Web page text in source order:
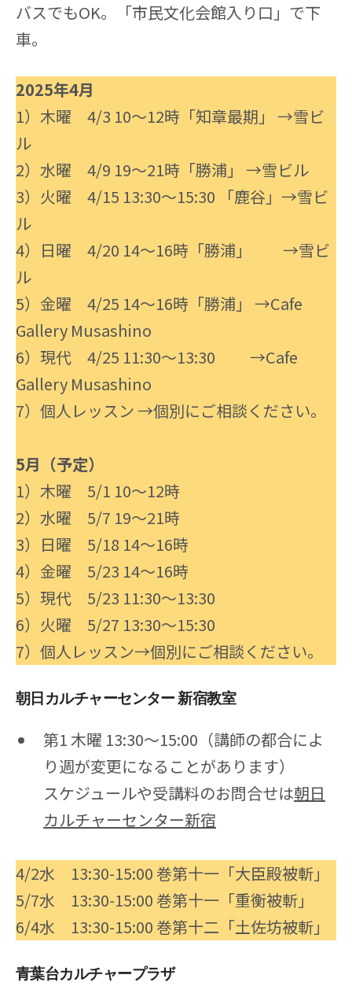
バスでもOK。「市民文化会館入り口」で下
車。
2025年4月
1）木曜 4/3 10〜12時「知章最期」 →雪ビ
ル
2）水曜 4/9 19〜21時「勝浦」 →雪ビル
3）火曜 4/15 13:30〜15:30 「鹿谷」→雪ビ
ル
4）日曜 4/20 14〜16時「勝浦」 →雪ビ
ル
5）金曜 4/25 14〜16時「勝浦」 →Cafe
Gallery Musashino
6）現代 4/25 11:30〜13:30 →Cafe
Gallery Musashino
7）個人レッスン →個別にご相談ください。
5月（予定）
1）木曜 5/1 10〜12時
2）水曜 5/7 19〜21時
3）日曜 5/18 14〜16時
4）金曜 5/23 14〜16時
5）現代 5/23 11:30〜13:30
6）火曜 5/27 13:30〜15:30
7）個人レッスン→個別にご相談ください。
朝日カルチャーセンター 新宿教室
第1 木曜 13:30～15:00（講師の都合によ
り週が変更になることがあります）
スケジュールや受講料のお問合せは朝日
カルチャーセンター新宿
4/2水 13:30-15:00 巻第十一「大臣殿被斬」
5/7水 13:30-15:00 巻第十一「重衡被斬」
6/4水 13:30-15:00 巻第十二「土佐坊被斬」
青葉台カルチャープラザ